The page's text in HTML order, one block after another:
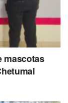
Secuestro
mascotas